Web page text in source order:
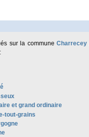
sur la commune Charrecey
et grand ordinaire
tout-grains